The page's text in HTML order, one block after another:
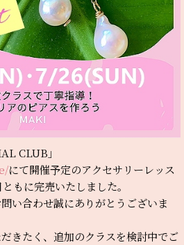
CLUB」
にて開催予定のアクセサリーレッス
もに完売いたしました。
い合わせ誠にありがとうございま
きたく、追加のクラスを検討中でご